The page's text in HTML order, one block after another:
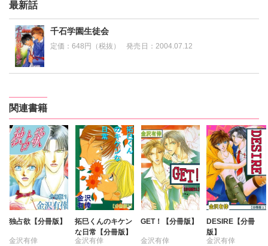
最新話
千石学園生徒会
定価：648円（税抜） 発売日： 2004.07.12
関連書籍
独占欲【分冊版】
金沢有倖
拓巳くんのキケン
な日常【分冊版】
金沢有倖
GET！【分冊版】
金沢有倖
DESIRE【分冊
版】
金沢有倖